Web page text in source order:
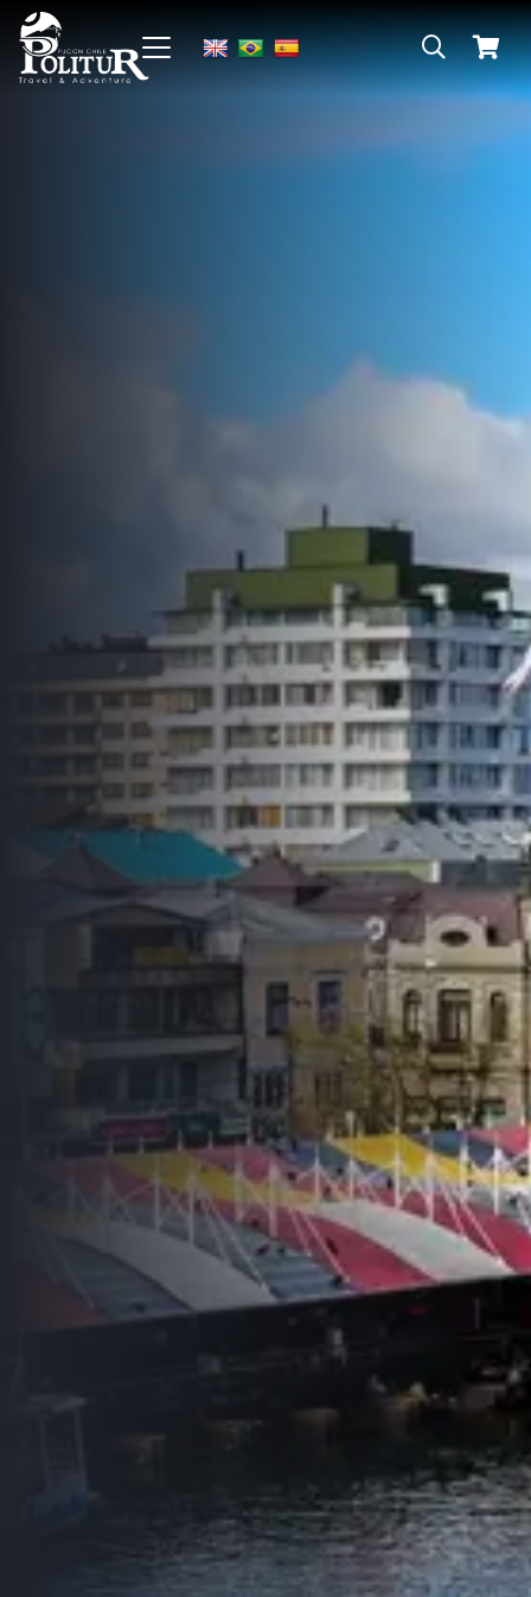
City Tour Valdivia: Sumérgete en la magia de Valdivia,
explorando sus parques, el río Calle Calle, el fuerte de
Niebla y la cervecería Kunstmann